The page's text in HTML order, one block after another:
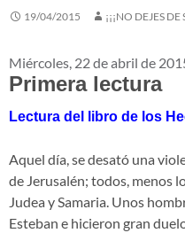
19/04/2015 ¡¡¡NO DEJES
Miércoles, 22 de abril de
Primera lectura
Lectura del libro de los
Aquel día, se desató una
de Jerusalén; todos, menos
Judea y Samaria. Unos
Esteban e hicieron gran